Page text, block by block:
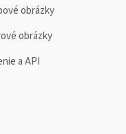
obrázky
obrázky
a API